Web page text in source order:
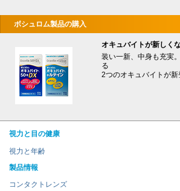
ボシュロム製品の購入
オキュバイトが新しく
装い一新、中身も充実
る
2つのオキュバイトが新
視力と目の健康
視力と年齢
製品情報
コンタクトレンズ